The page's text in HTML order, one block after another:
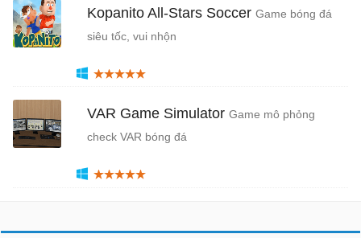
Kopanito All-Stars Soccer Game bóng đá
siêu tốc, vui nhộn
VAR Game Simulator Game mô phỏng
check VAR bóng đá